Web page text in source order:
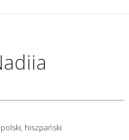
hiszpański